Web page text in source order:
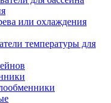
или охлаждения
температуры для